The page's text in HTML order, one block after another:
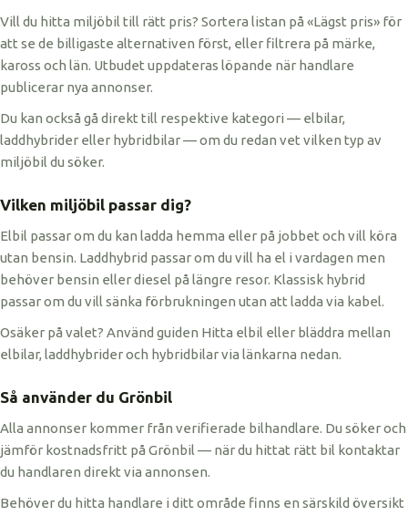
Vill du hitta miljöbil till rätt pris? Sortera listan på «Lägst pris» för
att se de billigaste alternativen först, eller filtrera på märke,
kaross och län. Utbudet uppdateras löpande när handlare
publicerar nya annonser.
Du kan också gå direkt till respektive kategori — elbilar,
laddhybrider eller hybridbilar — om du redan vet vilken typ av
miljöbil du söker.
Vilken miljöbil passar dig?
Elbil passar om du kan ladda hemma eller på jobbet och vill köra
utan bensin. Laddhybrid passar om du vill ha el i vardagen men
behöver bensin eller diesel på längre resor. Klassisk hybrid
passar om du vill sänka förbrukningen utan att ladda via kabel.
Osäker på valet? Använd guiden Hitta elbil eller bläddra mellan
elbilar, laddhybrider och hybridbilar via länkarna nedan.
Så använder du Grönbil
Alla annonser kommer från verifierade bilhandlare. Du söker och
jämför kostnadsfritt på Grönbil — när du hittat rätt bil kontaktar
du handlaren direkt via annonsen.
Behöver du hitta handlare i ditt område finns en särskild översikt